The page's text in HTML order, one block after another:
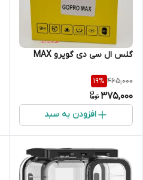
گلس ال سی دی گوپرو MAX
465,000
19%
375,000
افزودن به سبد